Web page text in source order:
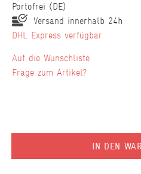
Portofrei (DE)
Versand innerhalb 24h
DHL Express verfügbar
IN DEN
Wunschliste
Frage zum Artikel?